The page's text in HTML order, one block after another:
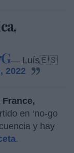
— Luís🇪🇸
2022
France,
en ‘no-go
y hay
.